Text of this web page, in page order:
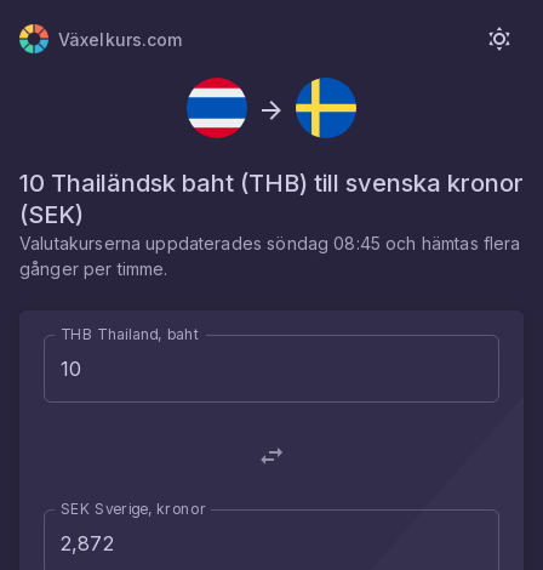
Växelkurs.com
10 Thailändsk baht (THB) till svenska kronor
(SEK)
Valutakurserna uppdateradessöndag 08:45 och hämtas flera
gånger per timme.
THB Thailand, baht
SEK Sverige, kronor